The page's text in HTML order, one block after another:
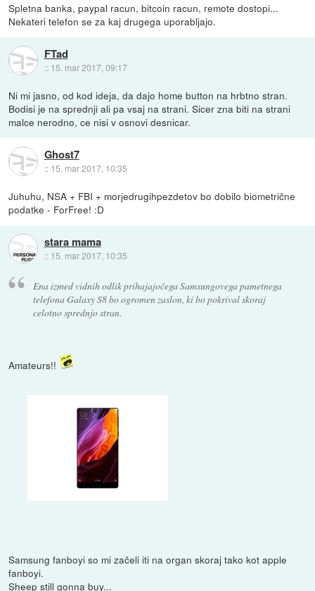
Spletna banka, paypal racun, bitcoin racun, remote dostopi...
Nekateri telefon se za kaj drugega uporabljajo.
FTad
:: 15. mar 2017, 09:17
Ni mi jasno, od kod ideja, da dajo home button na hrbtno stran.
Bodisi je na sprednji ali pa vsaj na strani. Sicer zna biti na strani
malce nerodno, ce nisi v osnovi desnicar.
Ghost7
:: 15. mar 2017, 10:35
Juhuhu, NSA + FBI + morjedrugihpezdetov bo dobilo biometrične
podatke - ForFree! :D
stara mama
:: 15. mar 2017, 10:35
Ena izmed vidnih odlik prihajajočega Samsungovega pametnega
telefona Galaxy S8 bo ogromen zaslon, ki bo pokrival skoraj
celotno sprednjo stran.
Amateurs!!
Samsung fanboyi so mi začeli iti na organ skoraj tako kot apple
fanboyi.
Sheep still gonna buy...